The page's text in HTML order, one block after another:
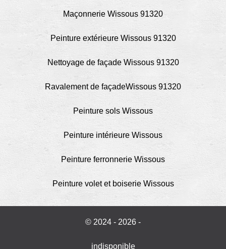
Maçonnerie Wissous 91320
Peinture extérieure Wissous 91320
Nettoyage de façade Wissous 91320
Ravalement de façadeWissous 91320
Peinture sols Wissous
Peinture intérieure Wissous
Peinture ferronnerie Wissous
Peinture volet et boiserie Wissous
© 2024 - 2026 -
indisponible